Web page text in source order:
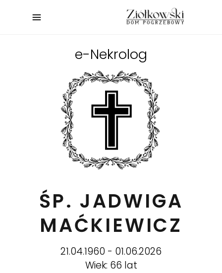
e-Nekrolog
ŚP. JADWIGA
MAĆKIEWICZ
21.04.1960 - 01.06.2026
Wiek: 66 lat